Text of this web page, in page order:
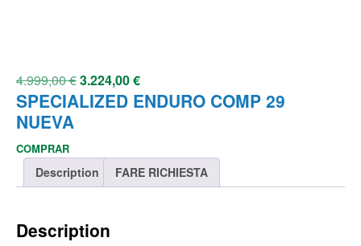
4.999,00€3.224,00€
SPECIALIZED ENDURO COMP 29
NUEVA
COMPRAR
Description FARE RICHIESTA
Description